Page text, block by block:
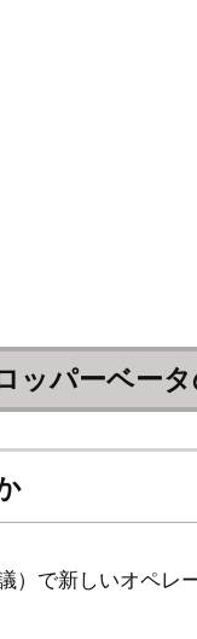
ッパーベー
）で新しいオペ